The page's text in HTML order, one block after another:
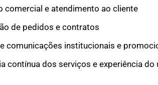
comercial e atendimento ao cliente
de pedidos e contratos
comunicações institucionais e
contínua dos serviços e experiência do